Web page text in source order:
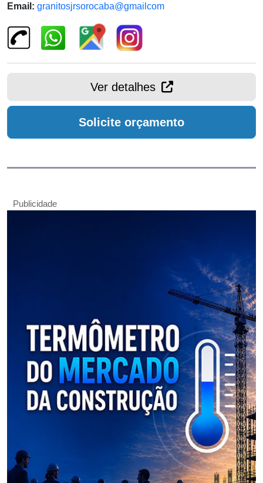
Email: granitosjrsorocaba@gmailcom
Ver detalhes
Solicite orçamento
Publicidade